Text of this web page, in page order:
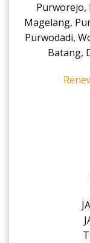
Purworejo,
Magelang,
Purwodadi,
Batang,